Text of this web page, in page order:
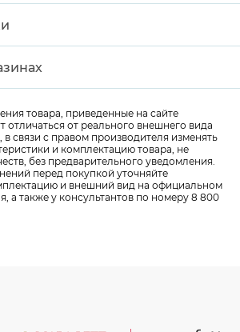
товара, приведенные на сайте
отличаться от реального внешнего вида
в связи с правом производителя изменять
и комплектацию товара, не
без предварительного уведомления.
перед покупкой уточняйте
и внешний вид на официальном
а также у консультантов по номеру 8 800